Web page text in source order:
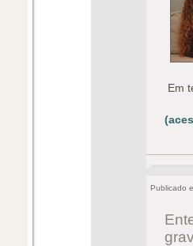
Em
Publicado